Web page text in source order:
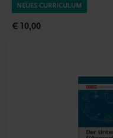
NEUES CURRICULUM
€ 10,00